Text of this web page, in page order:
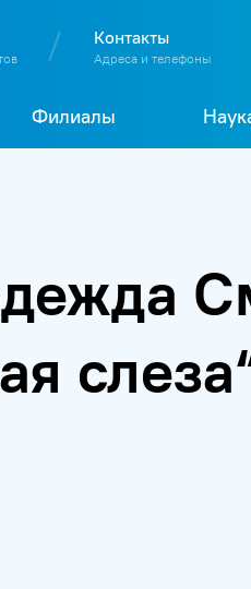
Т
Контакты
Адреса и телефоны
Филиалы